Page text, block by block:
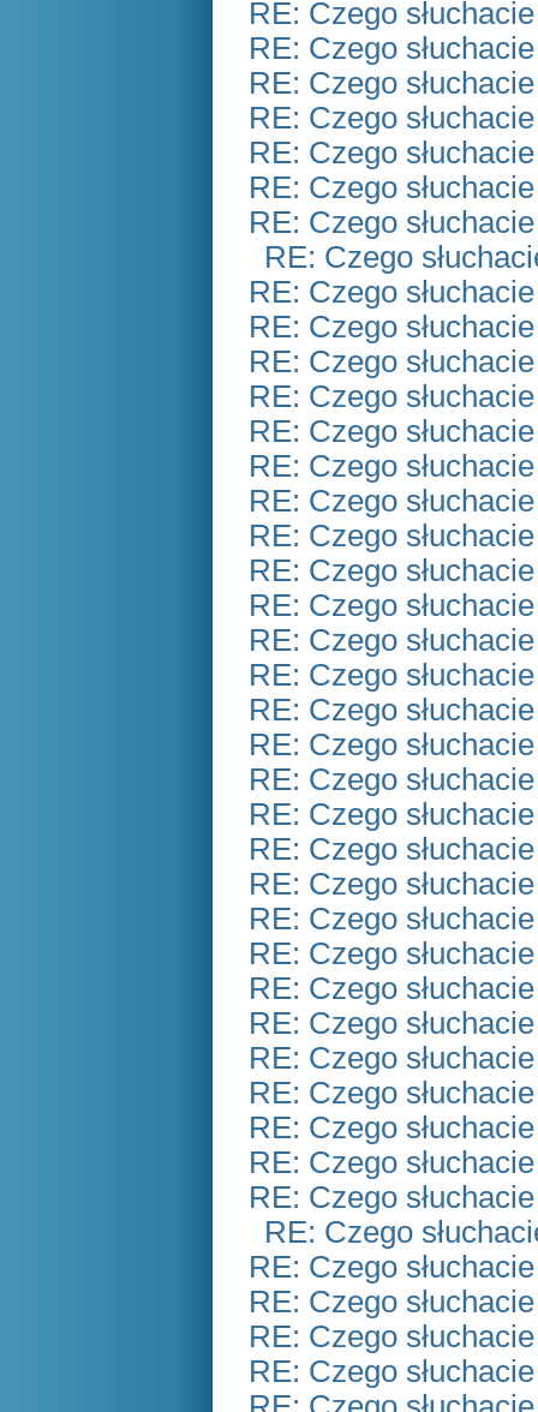
RE: Czego
RE: Czego
RE: Czego
RE: Czego
RE: Czego
RE: Czego
RE: Czego
RE: Czego
RE: Czego
RE: Czego
RE: Czego
RE: Czego
RE: Czego
RE: Czego
RE: Czego
RE: Czego
RE: Czego
RE: Czego
RE: Czego
RE: Czego
RE: Czego
RE: Czego
RE: Czego
RE: Czego
RE: Czego
RE: Czego
RE: Czego
RE: Czego
RE: Czego
RE: Czego
RE: Czego
RE: Czego
RE: Czego
RE: Czego
RE: Czego
RE: Czego
RE: Czego
RE: Czego
RE: Czego
RE: Czego